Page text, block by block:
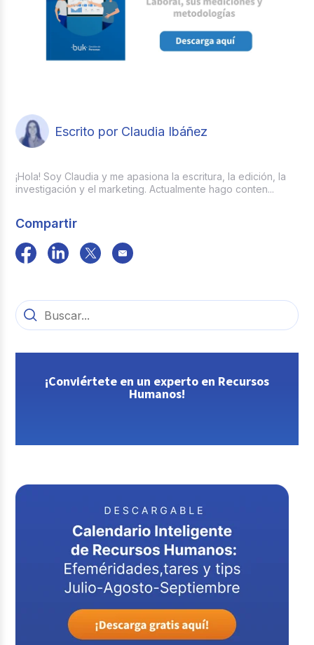
Escrito por Claudia Ibáñez
¡Hola! Soy Claudia y me apasiona la escritura, la edición, la
investigación y el marketing. Actualmente hago conten...
Compartir
¡Conviértete en un experto en Recursos
Humanos!